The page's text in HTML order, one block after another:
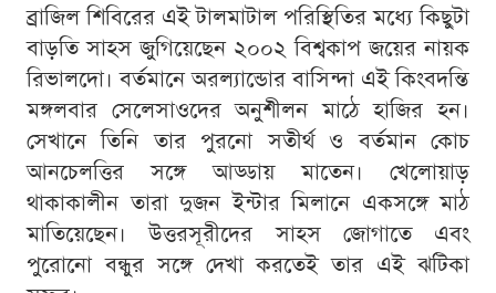
ব্রাজিল শিবিরের এই টালমাটাল পরিস্থিতির মধ্যে কিছুটা
বাড়তি সাহস জুগিয়েছেন ২০০২ বিশ্বকাপ জয়ের নায়ক
রিভালদো। বর্তমানে অরল্যান্ডোর বাসিন্দা এই কিংবদন্তি
মঙ্গলবার সেলেসাওদের অনুশীলন মাঠে হাজির হন।
সেখানে তিনি তার পুরনো সতীর্থ ও বর্তমান কোচ
আনচেলত্তির সঙ্গে আড্ডায় মাতেন। খেলোয়াড়
থাকাকালীন তারা দুজন ইন্টার মিলানে একসঙ্গে মাঠ
মাতিয়েছেন। উত্তরসূরীদের সাহস জোগাতে এবং
পুরোনো বন্ধুর সঙ্গে দেখা করতেই তার এই ঝটিকা